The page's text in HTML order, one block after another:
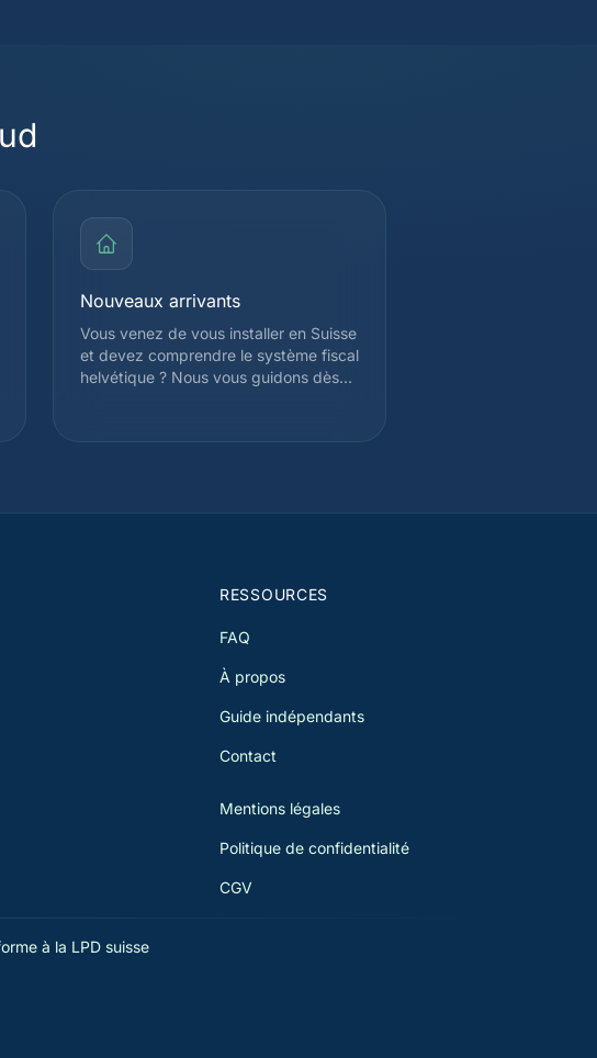
Nouveaux arrivants
Vous venez de vous installer en Suisse
et devez comprendre le système fiscal
helvétique ? Nous vous guidons dès
votre régime d'imposition et identifier
RESSOURCES
FAQ
À propos
Guide indépendants
Contact
Mentions légales
Politique de confidentialité
CGV
à la LPD suisse